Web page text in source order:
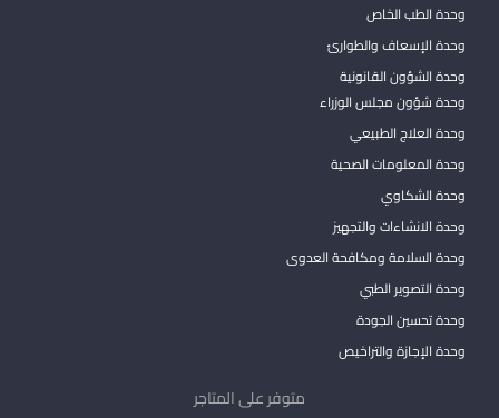
وحدة الطب الخاص
وحدة الإسعاف والطوارئ
وحدة الشؤون القانونية
وحدة شؤون مجلس الوزراء
وحدة العلاج الطبيعي
وحدة المعلومات الصحية
وحدة الشكاوي
وحدة الانشاءات والتجهيز
وحدة السلامة ومكافحة العدوى
وحدة التصوير الطبي
وحدة تحسين الجودة
وحدة الإجازة والتراخيص
متوفر على المتاجر